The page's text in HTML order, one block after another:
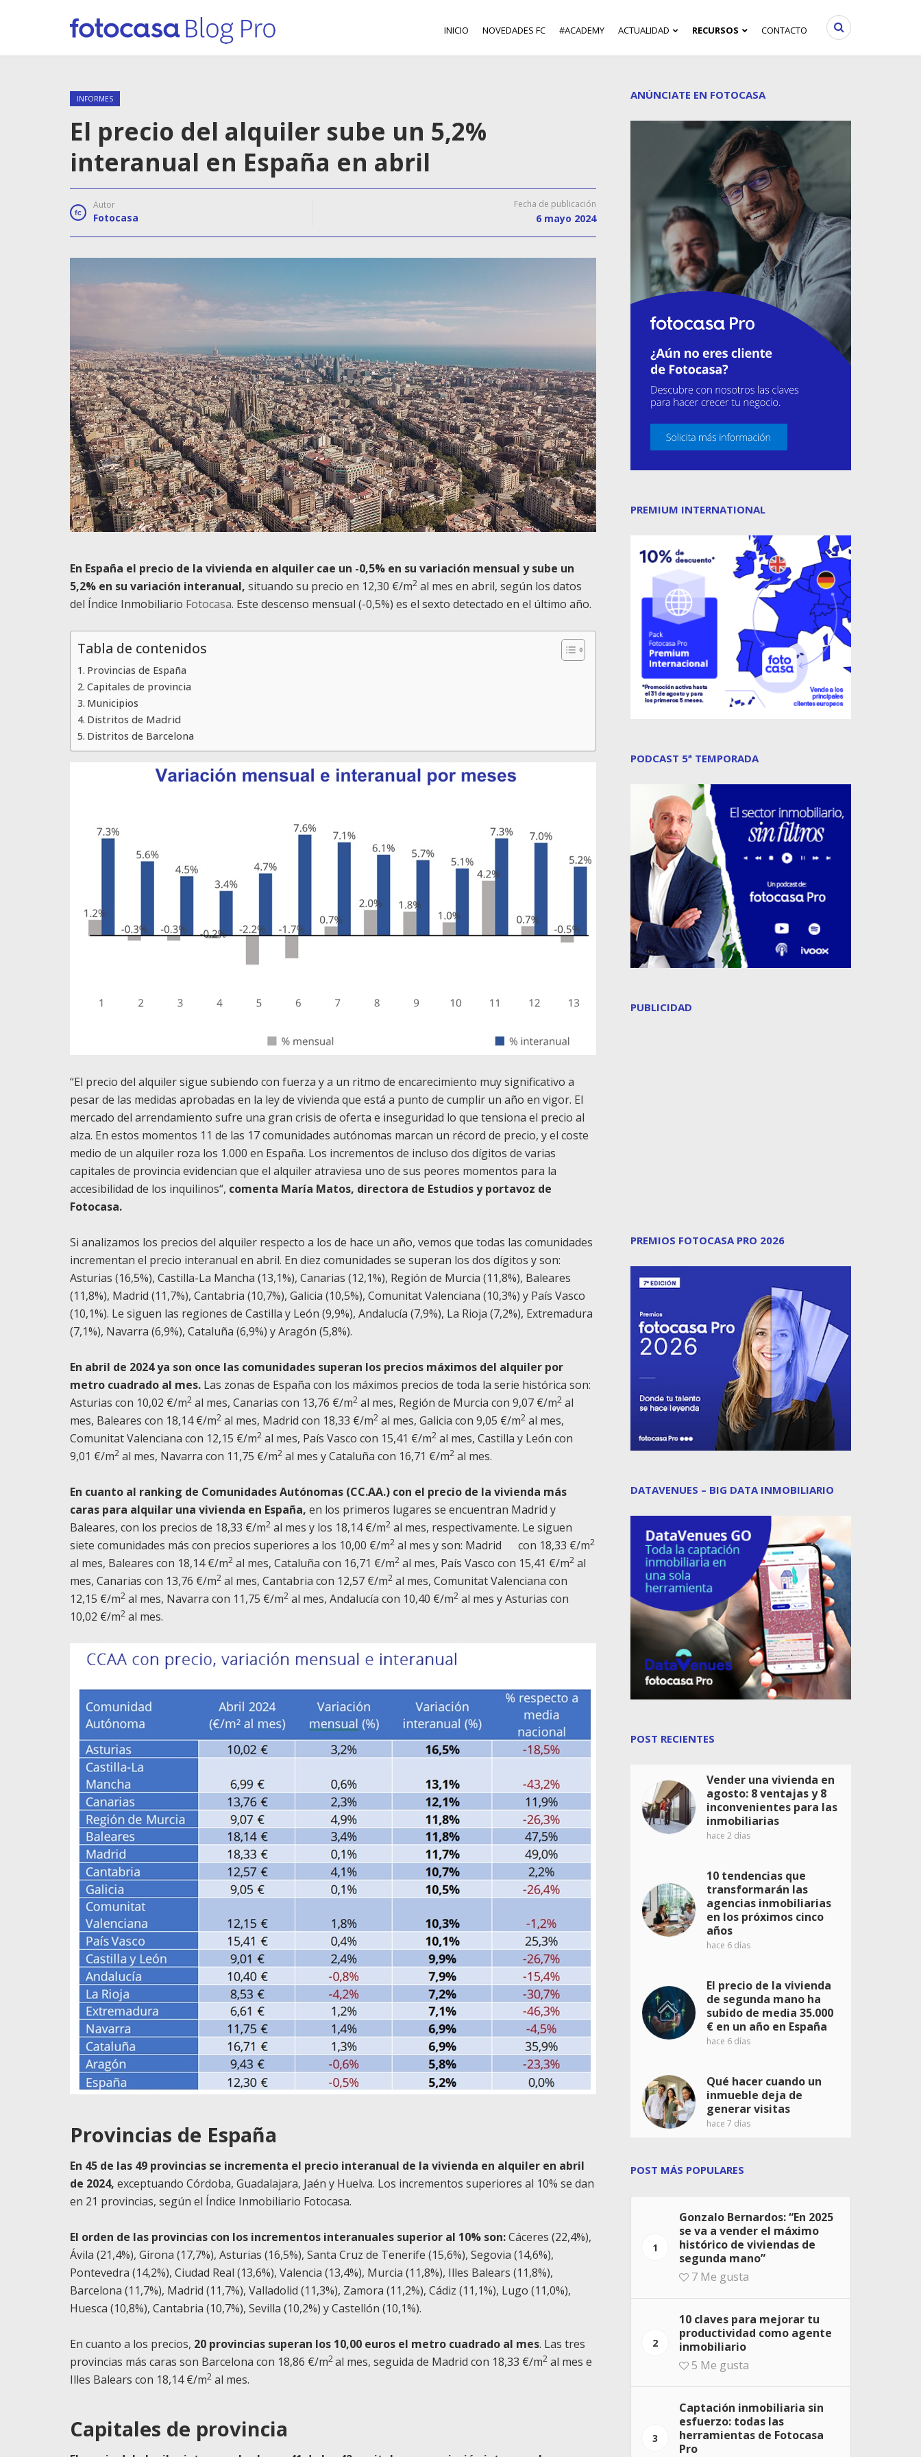
INICIO NOVEDADES FC #ACADEMY ACTUALIDAD RECURSOS CONTACTO
INFORMES
El precio del alquiler sube un 5,2%
interanual en España en abril
Autor
Fotocasa
Fecha de publicación
6 mayo 2024
En España el precio de la vivienda en alquiler cae un -0,5% en su variación mensual y sube un
5,2% en su variación interanual, situando su precio en 12,30 €/m2 al mes en abril, según los datos
del Índice Inmobiliario Fotocasa. Este descenso mensual (-0,5%) es el sexto detectado en el último año.
Tabla de contenidos
Provincias de España
Capitales de provincia
Municipios
Distritos de Madrid
Distritos de Barcelona
“El precio del alquiler sigue subiendo con fuerza y a un ritmo de encarecimiento muy significativo a
pesar de las medidas aprobadas en la ley de vivienda que está a punto de cumplir un año en vigor. El
mercado del arrendamiento sufre una gran crisis de oferta e inseguridad lo que tensiona el precio al
alza. En estos momentos 11 de las 17 comunidades autónomas marcan un récord de precio, y el coste
medio de un alquiler roza los 1.000 en España. Los incrementos de incluso dos dígitos de varias
capitales de provincia evidencian que el alquiler atraviesa uno de sus peores momentos para la
accesibilidad de los inquilinos“, comenta María Matos, directora de Estudios y portavoz de
Fotocasa.
Si analizamos los precios del alquiler respecto a los de hace un año, vemos que todas las comunidades
incrementan el precio interanual en abril. En diez comunidades se superan los dos dígitos y son:
Asturias (16,5%), Castilla-La Mancha (13,1%), Canarias (12,1%), Región de Murcia (11,8%), Baleares
(11,8%), Madrid (11,7%), Cantabria (10,7%), Galicia (10,5%), Comunitat Valenciana (10,3%) y País Vasco
(10,1%). Le siguen las regiones de Castilla y León (9,9%), Andalucía (7,9%), La Rioja (7,2%), Extremadura
(7,1%), Navarra (6,9%), Cataluña (6,9%) y Aragón (5,8%).
En abril de 2024 ya son once las comunidades superan los precios máximos del alquiler por
metro cuadrado al mes. Las zonas de España con los máximos precios de toda la serie histórica son:
Asturias con 10,02 €/m2 al mes, Canarias con 13,76 €/m2 al mes, Región de Murcia con 9,07 €/m2 al
mes, Baleares con 18,14 €/m2 al mes, Madrid con 18,33 €/m2 al mes, Galicia con 9,05 €/m2 al mes,
Comunitat Valenciana con 12,15 €/m2 al mes, País Vasco con 15,41 €/m2 al mes, Castilla y León con
9,01 €/m2 al mes, Navarra con 11,75 €/m2 al mes y Cataluña con 16,71 €/m2 al mes.
En cuanto al ranking de Comunidades Autónomas (CC.AA.) con el precio de la vivienda más
caras para alquilar una vivienda en España, en los primeros lugares se encuentran Madrid y
Baleares, con los precios de 18,33 €/m2 al mes y los 18,14 €/m2 al mes, respectivamente. Le siguen
siete comunidades más con precios superiores a los 10,00 €/m2 al mes y son: Madrid con 18,33 €/m2
al mes, Baleares con 18,14 €/m2 al mes, Cataluña con 16,71 €/m2 al mes, País Vasco con 15,41 €/m2 al
mes, Canarias con 13,76 €/m2 al mes, Cantabria con 12,57 €/m2 al mes, Comunitat Valenciana con
12,15 €/m2 al mes, Navarra con 11,75 €/m2 al mes, Andalucía con 10,40 €/m2 al mes y Asturias con
10,02 €/m2 al mes.
Provincias de España
En 45 de las 49 provincias se incrementa el precio interanual de la vivienda en alquiler en abril
de 2024, exceptuando Córdoba, Guadalajara, Jaén y Huelva. Los incrementos superiores al 10% se dan
en 21 provincias, según el Índice Inmobiliario Fotocasa.
El orden de las provincias con los incrementos interanuales superior al 10% son:Cáceres (22,4%),
Ávila (21,4%), Girona (17,7%), Asturias (16,5%), Santa Cruz de Tenerife (15,6%), Segovia (14,6%),
Pontevedra (14,2%), Ciudad Real (13,6%), Valencia (13,4%), Murcia (11,8%), Illes Balears (11,8%),
Barcelona (11,7%), Madrid (11,7%), Valladolid (11,3%), Zamora (11,2%), Cádiz (11,1%), Lugo (11,0%),
Huesca (10,8%), Cantabria (10,7%), Sevilla (10,2%) y Castellón (10,1%).
En cuanto a los precios, 20 provincias superan los 10,00 euros el metro cuadrado al mes. Las tres
provincias más caras son Barcelona con 18,86 €/m2al mes, seguida de Madrid con 18,33 €/m2 al mes e
Illes Balears con 18,14 €/m2 al mes.
Capitales de provincia
ANÚNCIATE EN FOTOCASA
PREMIUM INTERNATIONAL
PODCAST 5ª TEMPORADA
PUBLICIDAD
PREMIOS FOTOCASA PRO 2026
DATAVENUES – BIG DATA INMOBILIARIO
POST RECIENTES
Vender una vivienda en
agosto: 8 ventajas y 8
inconvenientes para las
inmobiliarias
hace 2 días
10 tendencias que
transformarán las
agencias inmobiliarias
en los próximos cinco
años
hace 6 días
El precio de la vivienda
de segunda mano ha
subido de media 35.000
€ en un año en España
hace 6 días
Qué hacer cuando un
inmueble deja de
generar visitas
hace 7 días
POST MÁS POPULARES
1
Gonzalo Bernardos: “En 2025
se va a vender el máximo
histórico de viviendas de
segunda mano”
7 Me gusta
2
10 claves para mejorar tu
productividad como agente
inmobiliario
5 Me gusta
3
Captación inmobiliaria sin
esfuerzo: todas las
herramientas de Fotocasa
Pro